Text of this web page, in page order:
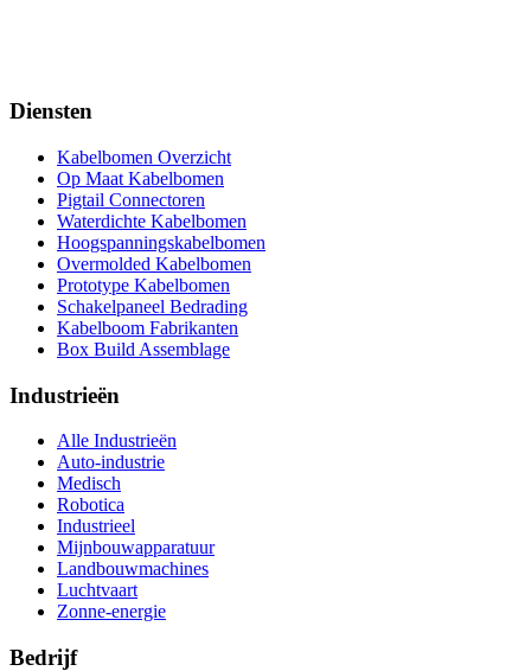
Diensten
Kabelbomen Overzicht
Op Maat Kabelbomen
Pigtail Connectoren
Waterdichte Kabelbomen
Hoogspanningskabelbomen
Overmolded Kabelbomen
Prototype Kabelbomen
Schakelpaneel Bedrading
Kabelboom Fabrikanten
Box Build Assemblage
Industrieën
Alle Industrieën
Auto-industrie
Medisch
Robotica
Industrieel
Mijnbouwapparatuur
Landbouwmachines
Luchtvaart
Zonne-energie
Bedrijf